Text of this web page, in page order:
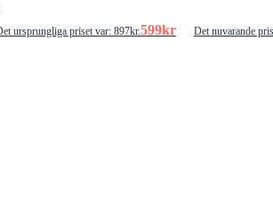
ursprungliga priset var: 897kr.599kr
Det nuvarande